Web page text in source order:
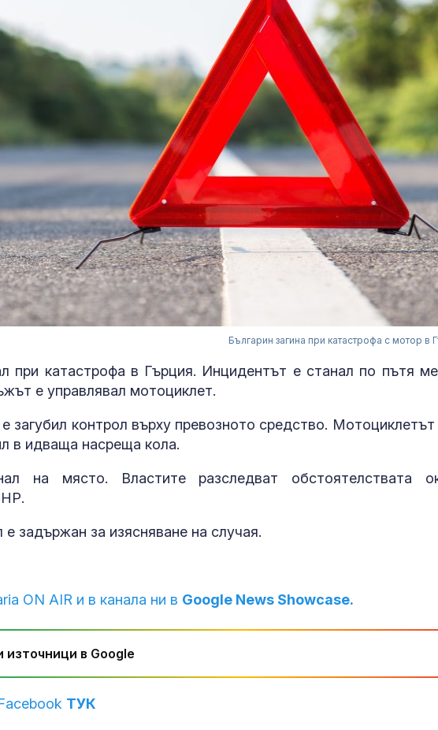
Българин загина при катастрофа с мотор в
при катастрофа в Гърция. Инцидентът е станал по пътя
е управлявал мотоциклет.
загубил контрол върху превозното средство. Мотоциклетът
в идваща насреща кола.
на място. Властите разследват обстоятелствата
задържан за изясняване на случая.
ON AIR и в канала ни в Google News Showcase.
в Google
ТУК
области
Край на